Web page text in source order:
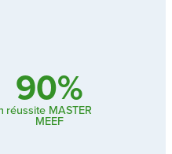
90%
réussite MASTER
MEEF